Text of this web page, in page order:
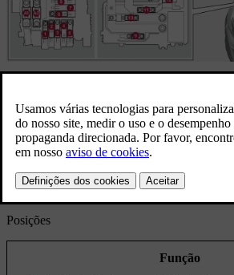
substituídos por uma oficina
Fusíveis 1-11 são de tipo "Midi Fuse" e
substituídos por uma oficina[1].
Fusível 12 é do tipo "Mini Fuse".
Para mais informações sobre o Start/Stop -
Posições
Função